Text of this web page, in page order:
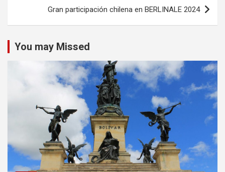
Gran participación chilena en BERLINALE 2024
You may Missed